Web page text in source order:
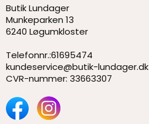
Butik Lundager
Munkeparken 13
6240 Løgumkloster
Telefonnr.:61695474
kundeservice@butik-lundager.dk
CVR-nummer: 33663307